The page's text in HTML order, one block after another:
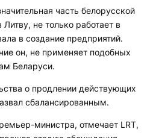
часть белорусской
не только работает в
в создание предприятий.
он, не применяет подобных
Беларуси.
о продлении действующих
сбалансированным.
министра, отмечает LRT,